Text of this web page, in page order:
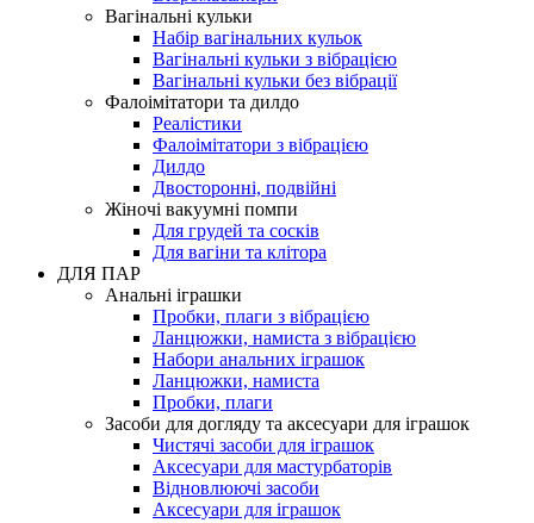
Вагінальні кульки
Набір вагінальних кульок
Вагінальні кульки з вібрацією
Вагінальні кульки без вібрації
Фалоімітатори та дилдо
Реалістики
Фалоімітатори з вібрацією
Дилдо
Двосторонні, подвійні
Жіночі вакуумні помпи
Для грудей та сосків
Для вагіни та клітора
ДЛЯ ПАР
Анальні іграшки
Пробки, плаги з вібрацією
Ланцюжки, намиста з вібрацією
Набори анальних іграшок
Ланцюжки, намиста
Пробки, плаги
Засоби для догляду та аксесуари для іграшок
Чистячі засоби для іграшок
Аксесуари для мастурбаторів
Відновлюючі засоби
Аксесуари для іграшок